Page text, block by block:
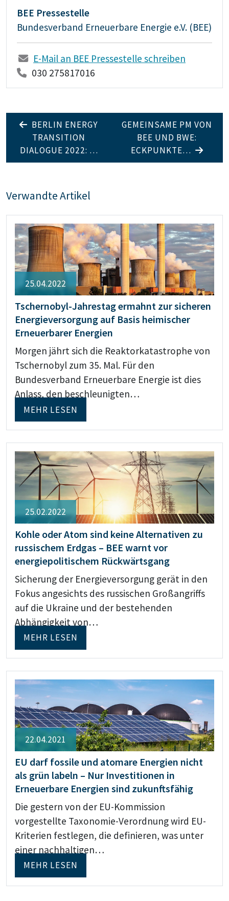
BEE Pressestelle
Bundesverband Erneuerbare Energie e.V. (BEE)
E-Mail an BEE Pressestelle schreiben
030 275817016
BERLIN ENERGY
TRANSITION
DIALOGUE 2022: …
GEMEINSAME PM VON
BEE UND BWE:
ECKPUNKTE…
Verwandte Artikel
25.04.2022
Tschernobyl-Jahrestag ermahnt zur sicheren
Energieversorgung auf Basis heimischer
Erneuerbarer Energien
Morgen jährt sich die Reaktorkatastrophe von
Tschernobyl zum 35. Mal. Für den
Bundesverband Erneuerbare Energie ist dies
Anlass, den beschleunigten…
MEHR LESEN
25.02.2022
Kohle oder Atom sind keine Alternativen zu
russischem Erdgas – BEE warnt vor
energiepolitischem Rückwärtsgang
Sicherung der Energieversorgung gerät in den
Fokus angesichts des russischen Großangriffs
auf die Ukraine und der bestehenden
Abhängigkeit von…
MEHR LESEN
22.04.2021
EU darf fossile und atomare Energien nicht
als grün labeln – Nur Investitionen in
Erneuerbare Energien sind zukunftsfähig
Die gestern von der EU-Kommission
vorgestellte Taxonomie-Verordnung wird EU-
Kriterien festlegen, die definieren, was unter
einer nachhaltigen…
MEHR LESEN